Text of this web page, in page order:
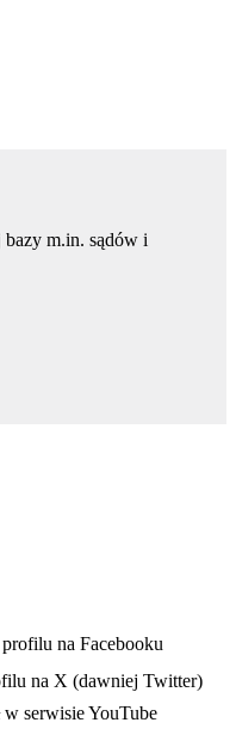
bazy m.in. sądów i
na Facebooku
na X (dawniej Twitter)
w serwisie YouTube